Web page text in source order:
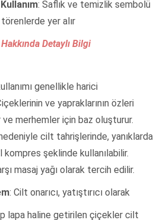
: Saflık ve temizlik sembolü
yer alır
Detaylı Bilgi
genellikle harici
ve yapraklarının özleri
merhemler için baz oluşturur.
cilt tahrişlerinde, yanıklarda
kompres şeklinde kullanılabilir.
masaj yağı olarak tercih edilir.
: Cilt onarıcı, yatıştırıcı olarak
lapa haline getirilen çiçekler cilt